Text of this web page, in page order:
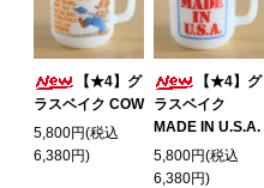
【★4】グ
ラスベイク COW
5,800円(税込
6,380円)
【★4】グ
ラスベイク
MADE IN U.S.A.
5,800円(税込
6,380円)